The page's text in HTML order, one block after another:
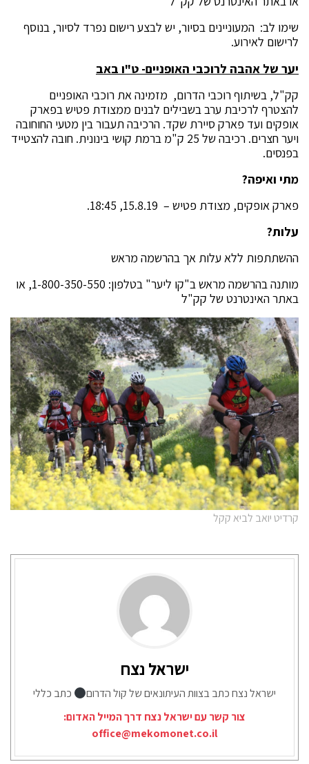
שימו לב: המעוניינים בסיור, יש לבצע רישום נפרד לסיור, בנוסף
לרישום לאירוע.
יער של אהבה לרוכבי האופניים- ט"ו באב
קק"ל, בשיתוף רוכבי הדרום, מזמינה את רוכבי האופניים
להצטרף לרכיבת ערב בשבילים לבנים ממצודת פטיש בפארק
אופקים ועד פארק סיירת שקד. הרכיבה תעבור בין מטעי החוחובה
ויער חצרים. רכיבה של 25 ק"מ ברמת קושי בינונית. חובה להצטייד
בפנסים.
מתי ואיפה?
פארק אופקים, מצודת פטיש – 15.8.19, 18:45.
עלות?
ההשתתפות ללא עלות אך בהרשמה מראש
מותנה בהרשמה מראש ב"קו ליער" בטלפון: 1-800-350-550, או
באתר האינטרנט של קק"ל
קרדיט יואב לביא קקל
ישראל נצח
ישראל נצח כתב בצוות העיתונאים של קול הדרום
כתב כללי
צור קשר עם ישראל נצח דרך המייל האדום:
office@mekomonet.co.il